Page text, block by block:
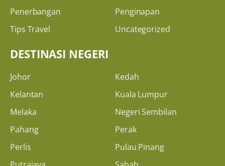
Penerbangan
Penginapan
Tips Travel
Uncategorized
DESTINASI NEGERI
Johor
Kedah
Kelantan
Kuala Lumpur
Melaka
Negeri Sembilan
Pahang
Perak
Perlis
Pulau Pinang